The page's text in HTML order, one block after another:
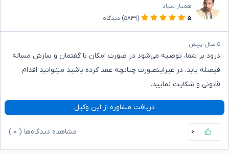
همیار بنیاد
۵
(۵۸۴۹) دیدگاه
۵ سال پیش
درود بر شما، توصیه می‌شود در صورت امکان با گفتمان و سازش مساله
فیصله یابد، در غیراینصورت چنانچه عقد کرده باشید میتوانید اقدام
قانونی و شکایت نمایید.
دریافت مشاوره از این وکیل
۰ مشاهده دیدگاه‌ها ( ۰